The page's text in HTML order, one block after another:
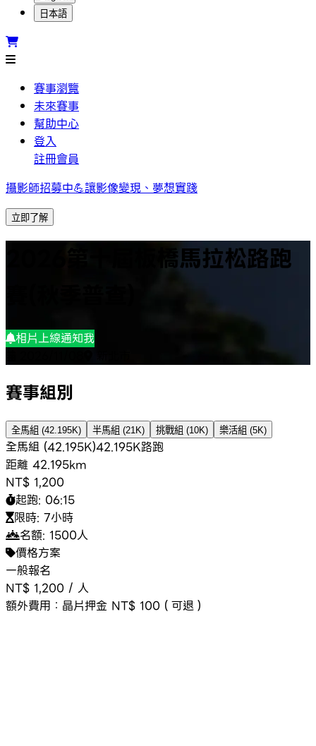
日本語
賽事瀏覽
未來賽事
幫助中心
登入
註冊會員
攝影師招募中💪讓影像變現、夢想實踐
立即了解
2026第十屆板橋馬拉松路跑
相片上線通知我
賽事組別
全馬組 (42.195K) 半馬組 (21K) 挑戰組 (10K) 樂活組 (5K)
全馬組 (42.195K)42.195K路跑
距離 42.195km
NT$ 1,200
起跑: 06:15
限時: 7小時
名額: 1500人
價格方案
一般報名
NT$ 1,200 / 人
額外費用： 晶片押金 NT$ 100（可退）